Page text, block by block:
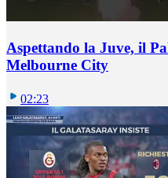
Aspettando la Juve, il
Melbourne City
02:23